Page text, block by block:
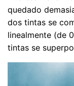
quedado
dos tintas se
linealmente (de
tintas se